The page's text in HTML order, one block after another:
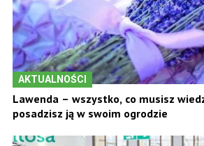
AKTUALNOŚCI
Lawenda – wszystko, co musisz
posadzisz ją w swoim ogrodzie